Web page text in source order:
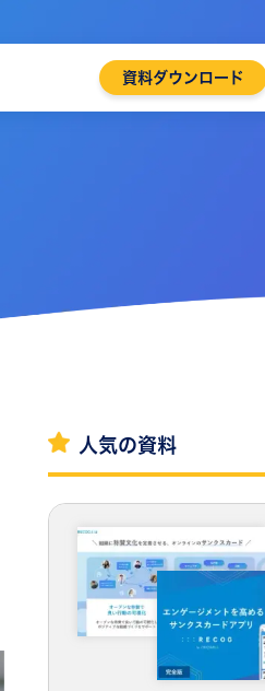
資料ダウンロード
人気の資料